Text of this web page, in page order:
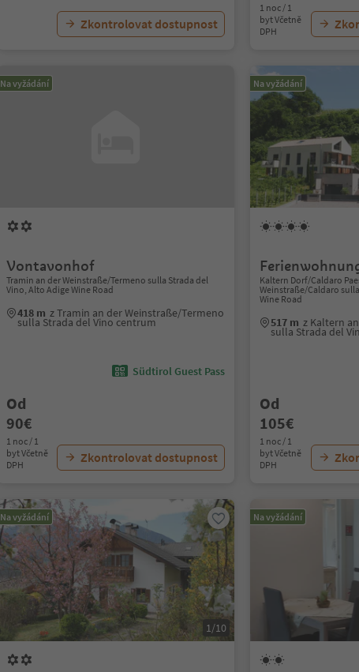
Zkontrolovat dostupnost
1 noc / 1
byt Včetně
DPH
Na vyžádání
Vontavonhof
Tramin an der Weinstraße/Termeno sulla Strada del
Vino, Alto Adige Wine Road
418 m z Tramin an der Weinstraße/Termeno
sulla Strada del Vino centrum
Südtirol Guest Pass
Od
90€
1 noc / 1
byt Včetně
DPH
Zkontrolovat dostupnost
Na vyžádání
Kaltern Dorf/Caldaro
Weinstraße/Caldaro
Wine Road
517 m z Kaltern
sulla Strada del
Od
105€
1 noc / 1
byt Včetně
DPH
Na vyžádání
1/10
Na vyžádání